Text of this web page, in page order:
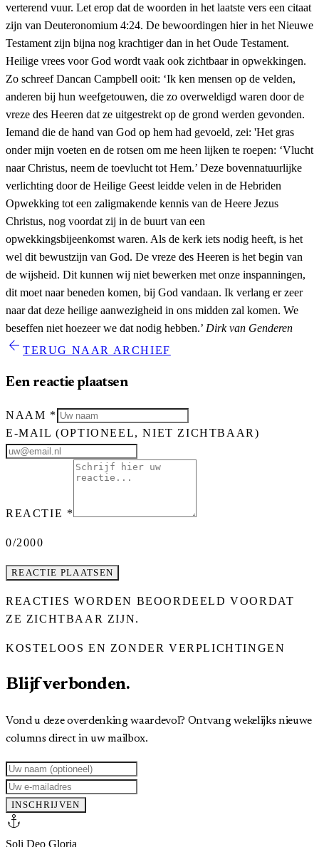
verterend vuur. Let erop dat de woorden in het laatste vers een citaat
zijn van Deuteronomium 4:24. De bewoordingen hier in het Nieuwe
Testament zijn bijna nog krachtiger dan in het Oude Testament.
Heilige vrees voor God wordt vaak ook zichtbaar in opwekkingen.
Zo schreef Dancan Campbell ooit: ‘Ik ken mensen op de velden,
anderen bij hun weefgetouwen, die zo overweldigd waren door de
vreze des Heeren dat ze uitgestrekt op de grond werden gevonden.
Iemand die de hand van God op hem had gevoeld, zei: 'Het gras
onder mijn voeten en de rotsen om me heen lijken te roepen: ‘Vlucht
naar Christus, neem de toevlucht tot Hem.’ Deze bovennatuurlijke
verlichting door de Heilige Geest leidde velen in de Hebriden
Opwekking tot een zaligmakende kennis van de Heere Jezus
Christus, nog voordat zij in de buurt van een
opwekkingsbijeenkomst waren. Als de kerk iets nodig heeft, is het
wel dit bewustzijn van God. De vreze des Heeren is het begin van
de wijsheid. Dit kunnen wij niet bewerken met onze inspanningen,
dit moet naar beneden komen, bij God vandaan. Ik verlang er zeer
naar dat deze heilige aanwezigheid in ons midden zal komen. We
beseffen niet hoezeer we dat nodig hebben.’ Dirk van Genderen
arrow_back TERUG NAAR ARCHIEF
Een reactie plaatsen
NAAM *
E-MAIL(OPTIONEEL, NIET ZICHTBAAR)
REACTIE *
0/2000
REACTIE PLAATSEN
REACTIES WORDEN BEOORDEELD VOORDAT
ZE ZICHTBAAR ZIJN.
KOSTELOOS EN ZONDER VERPLICHTINGEN
Blijf verbonden.
Vond u deze overdenking waardevol? Ontvang wekelijks nieuwe
columns direct in uw mailbox.
INSCHRIJVEN
anchor
Soli Deo Gloria